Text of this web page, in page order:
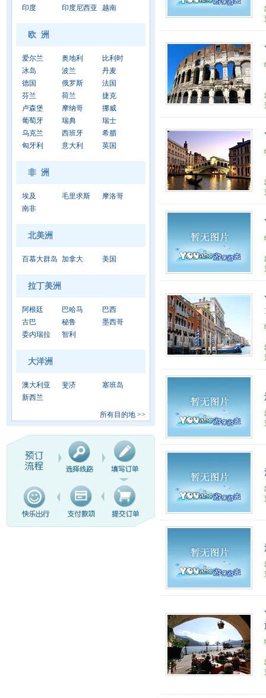
印度
印度尼西亚 越南
欧 洲
爱尔兰 奥地利
比利时
冰岛
波兰
丹麦
德国
俄罗斯
法国
芬兰
荷兰
捷克
卢森堡
摩纳哥
挪威
葡萄牙
瑞典
瑞士
乌克兰
西班牙
希腊
匈牙利
意大利 英国
非 洲
埃及 毛里求斯
摩洛哥
南非
北美洲
百慕大群岛 加拿大 美国
拉丁美洲
阿根廷 巴哈马
巴西
古巴
秘鲁
墨西哥
委内瑞拉
智利
大洋洲
澳大利亚 斐济
塞班岛
新西兰
所有目的地 >>